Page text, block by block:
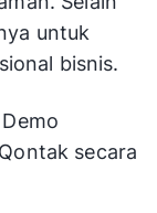
bekerja
Selain
untuk